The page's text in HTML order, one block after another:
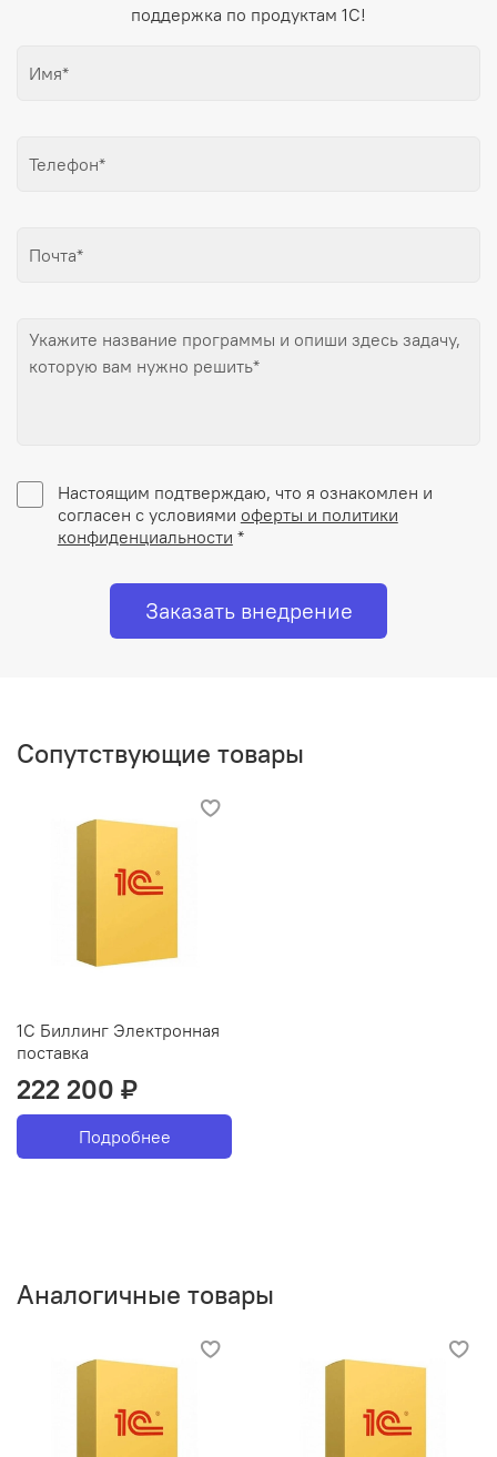
поддержка по продуктам 1С!
Настоящим подтверждаю, что я ознакомлен и
согласен с условиями оферты и политики
конфиденциальности *
Заказать внедрение
Сопутствующие товары
1С Биллинг Электронная
поставка
222 200 ₽
Подробнее
Аналогичные товары